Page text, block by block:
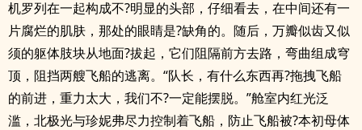
机罗列在一起构成不?明显的头部，仔细看去，在中间还有一
片腐烂的肌肤，那处的眼睛是?缺角的。随后，万瓣似齿又似
须的躯体肢块从地面?拔起，它们阻隔前方去路，弯曲组成穹
顶，阻挡两艘飞船的逃离。“队长，有什么东西再?拖拽飞船
的前进，重力太大，我们不?一定能摆脱。”舱室内红光泛
滥，北极光与珍妮弗尽力控制着飞船，防止飞船被?本初母体